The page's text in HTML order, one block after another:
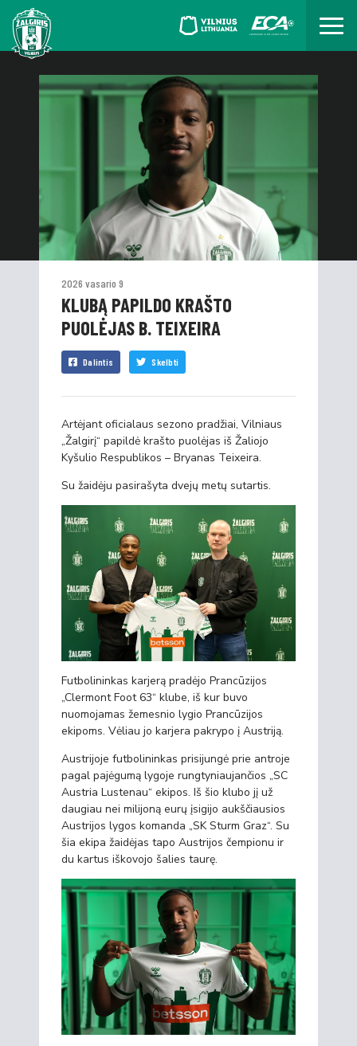
2026 vasario 9
KLUBĄ PAPILDO KRAŠTO
PUOLĖJAS B. TEIXEIRA
Dalintis Skelbti
Artėjant oficialaus sezono pradžiai, Vilniaus
„Žalgirį“ papildė krašto puolėjas iš Žaliojo
Kyšulio Respublikos – Bryanas Teixeira.
Su žaidėju pasirašyta dvejų metų sutartis.
Futbolininkas karjerą pradėjo Prancūzijos
„Clermont Foot 63“ klube, iš kur buvo
nuomojamas žemesnio lygio Prancūzijos
ekipoms. Vėliau jo karjera pakrypo į Austriją.
Austrijoje futbolininkas prisijungė prie antroje
pagal pajėgumą lygoje rungtyniaujančios „SC
Austria Lustenau“ ekipos. Iš šio klubo jį už
daugiau nei milijoną eurų įsigijo aukščiausios
Austrijos lygos komanda „SK Sturm Graz“. Su
šia ekipa žaidėjas tapo Austrijos čempionu ir
du kartus iškovojo šalies taurę.